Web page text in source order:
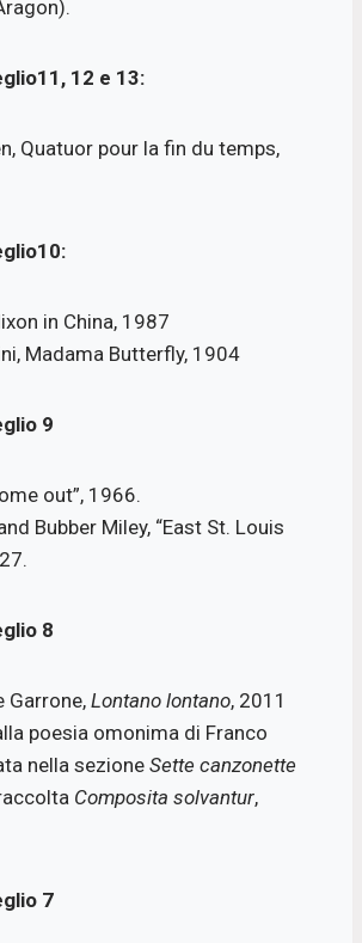
12 e 13:
Quatuor pour la fin du temps,
in China, 1987
Madama Butterfly, 1904
9
out”, 1966.
Bubber Miley, “East St. Louis
8
Garrone, Lontano lontano, 2011
poesia omonima di Franco
nella sezione Sette canzonette
Composita solvantur,
7